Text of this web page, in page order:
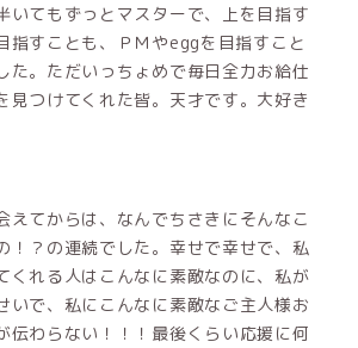
いてもずっとマスターで、上を目指す
指すことも、ＰＭやeggを目指すこと
た。ただいっちょめで毎日全力お給仕
見つけてくれた皆。天才です。大好き
えてからは、なんでちさきにそんなこ
！？の連続でした。幸せで幸せで、私
くれる人はこんなに素敵なのに、私が
いで、私にこんなに素敵なご主人様お
伝わらない！！！最後くらい応援に何